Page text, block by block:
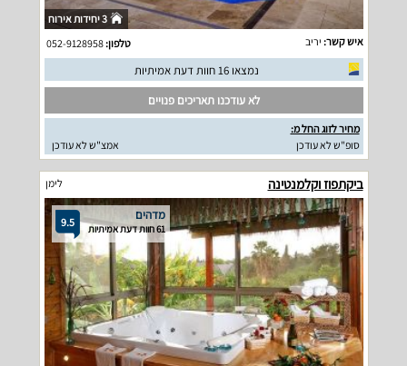
3 יחידות אירוח
איש קשר: יריב טלפון:052-9128958
נמצאו 16 חוות דעת אמיתיות
לא עודכנו תאריכים פנויים
מחיר לזוג החל מ:
סופ"ש לא עודכן
אמצ"ש לא עודכן
ביקתפוז וקלמנטינה לימן
9.5 מדהים
61 חוות דעת אמיתיות